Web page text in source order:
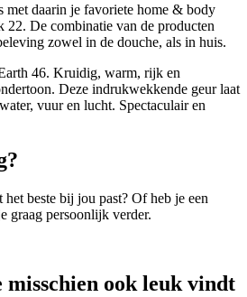
met daarin je favoriete home & body
22. De combinatie van de producten
zowel in de douche, als in huis.
46. Kruidig, warm, rijk en
Deze indrukwekkende geur laat
vuur en lucht. Spectaculair en
beste bij jou past? Of heb je een
graag persoonlijk verder.
misschien ook leuk vindt